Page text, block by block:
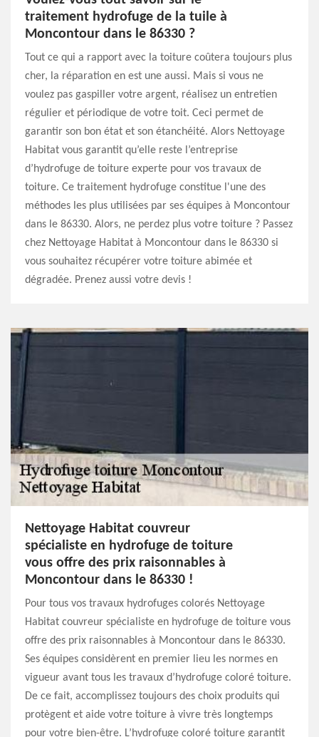
traitement hydrofuge de la tuile à
Moncontour dans le 86330 ?
Tout ce qui a rapport avec la toiture coûtera toujours plus
cher, la réparation en est une aussi. Mais si vous ne
voulez pas gaspiller votre argent, réalisez un entretien
régulier et périodique de votre toit. Ceci permet de
garantir son bon état et son étanchéité. Alors Nettoyage
Habitat vous garantit qu’elle reste l’entreprise
d’hydrofuge de toiture experte pour vos travaux de
toiture. Ce traitement hydrofuge constitue l'une des
méthodes les plus utilisées par ses équipes à Moncontour
dans le 86330. Alors, ne perdez plus votre toiture ? Passez
chez Nettoyage Habitat à Moncontour dans le 86330 si
vous souhaitez récupérer votre toiture abimée et
dégradée. Prenez aussi votre devis !
Nettoyage Habitat couvreur
spécialiste en hydrofuge de toiture
vous offre des prix raisonnables à
Moncontour dans le 86330 !
Pour tous vos travaux hydrofuges colorés Nettoyage
Habitat couvreur spécialiste en hydrofuge de toiture vous
offre des prix raisonnables à Moncontour dans le 86330.
Ses équipes considèrent en premier lieu les normes en
vigueur avant tous les travaux d’hydrofuge coloré toiture.
De ce fait, accomplissez toujours des choix produits qui
protègent et aide votre toiture à vivre très longtemps
pour votre bien-être. L’hydrofuge coloré toiture garantit